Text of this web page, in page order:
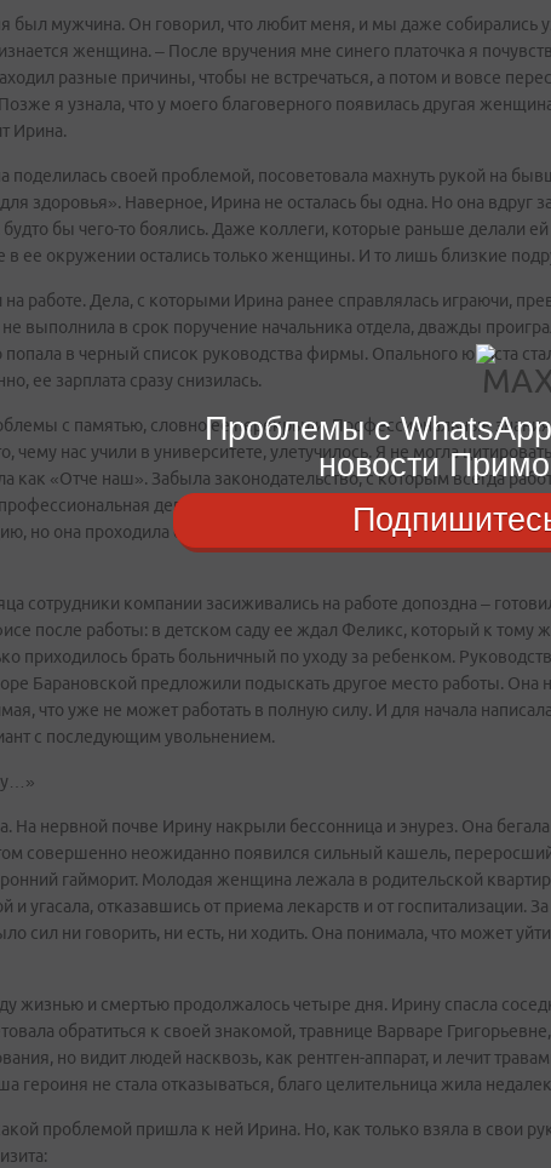
был мужчина. Он говорил, что любит меня, и мы даже собирались
женщина. – После вручения мне синего платочка я
разные причины, чтобы не встречаться, а потом и вовсе
я узнала, что у моего благоверного появилась другая
Ирина.
поделилась своей проблемой, посоветовала махнуть рукой на
для здоровья». Наверное, Ирина не осталась бы одна. Но она вдруг
будто бы чего-то боялись. Даже коллеги, которые раньше делали
ее окружении остались только женщины. И то лишь близкие
работе. Дела, с которыми Ирина ранее справлялась играючи,
выполнила в срок поручение начальника отдела, дважды
попала в черный список руководства фирмы. Опального юриста
ее зарплата сразу снизилась.
с памятью, словно ее перекрыли. Профессиональные
чему нас учили в университете, улетучилось. Я не могла
как «Отче наш». Забыла законодательство, с которым всегда
деградация. Я заново читала постановления,
но она проходила сквозь меня как вода. Я стала бояться своей
сотрудники компании засиживались на работе допоздна –
после работы: в детском саду ее ждал Феликс, который к тому
приходилось брать больничный по уходу за ребенком.
Барановской предложили подыскать другое место работы. Она
что уже не может работать в полную силу. И для начала
с последующим увольнением.
На нервной почве Ирину накрыли бессонница и энурез. Она бегала
совершенно неожиданно появился сильный кашель,
гайморит. Молодая женщина лежала в родительской
и угасала, отказавшись от приема лекарств и от госпитализации.
сил ни говорить, ни есть, ни ходить. Она понимала, что может
жизнью и смертью продолжалось четыре дня. Ирину спасла
обратиться к своей знакомой, травнице Варваре
но видит людей насквозь, как рентген-аппарат, и лечит
героиня не стала отказываться, благо целительница жила
проблемой пришла к ней Ирина. Но, как только взяла в свои
Проблемы с
новости